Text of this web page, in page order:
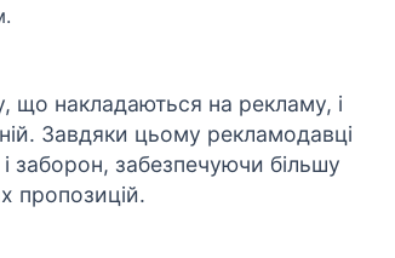
що накладаються на рекламу, і
Завдяки цьому рекламодавці
забезпечуючи більшу
пропозицій.